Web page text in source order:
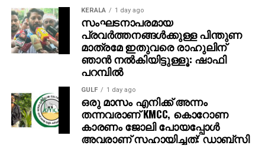
KERALA 1 day ago
സംഘടനാപരമായ
പ്രവര്‍ത്തനങ്ങള്‍ക്കുള്ള പിന്തുണ
മാത്രമേ ഇതുവരെ രാഹുലിന്
ഞാന്‍ നല്‍കിയിട്ടുള്ളൂ: ഷാഫി
പറമ്പില്‍
GULF 1 day ago
ഒരു മാസം എനിക്ക് അന്നം
തന്നവരാണ് KMCC, കൊറോണ
കാരണം ജോലി പോയപ്പോൾ
അവരാണ് സഹായിച്ചത്: ഡാബ്സി